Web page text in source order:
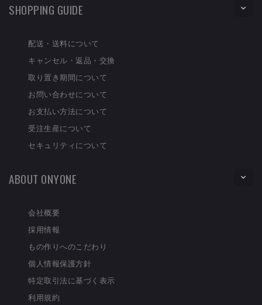
SHOPPING GUIDE
配送・送料について
キャンセル・返品・交換
取り置き期間について
お問い合わせについて
お支払い方法について
受注生産について
セキュリティについて
ABOUT ONYONE
会社概要
採用情報
もの作りへのこだわり
個人情報保護方針
特定取引法に基づく表示
利用規約